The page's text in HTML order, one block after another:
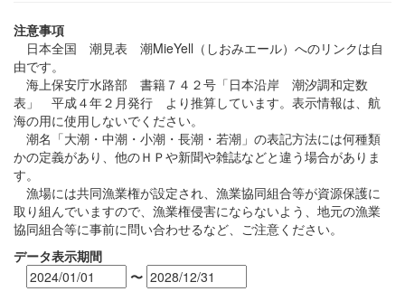
注意事項
日本全国 潮見表 潮MieYell（しおみエール）へのリンクは自
由です。
海上保安庁水路部 書籍７４２号「日本沿岸 潮汐調和定数
表」 平成４年２月発行 より推算しています。表示情報は、航
海の用に使用しないでください。
潮名「大潮・中潮・小潮・長潮・若潮」の表記方法には何種類
かの定義があり、他のＨＰや新聞や雑誌などと違う場合がありま
す。
漁場には共同漁業権が設定され、漁業協同組合等が資源保護に
取り組んでいますので、漁業権侵害にならないよう、地元の漁業
協同組合等に事前に問い合わせるなど、ご注意ください。
データ表示期間
〜